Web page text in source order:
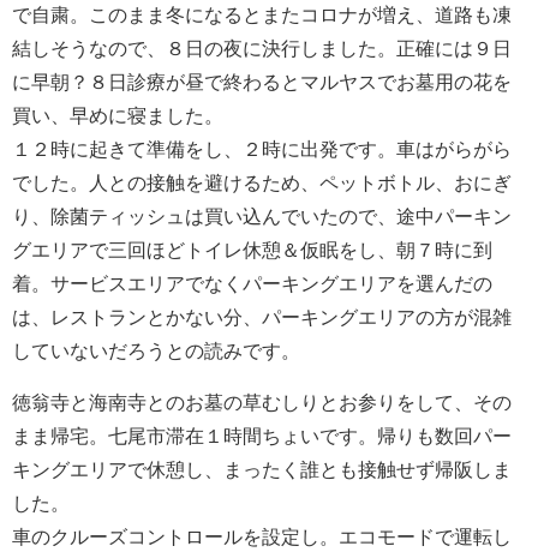
で自粛。このまま冬になるとまたコロナが増え、道路も凍
結しそうなので、８日の夜に決行しました。正確には９日
に早朝？８日診療が昼で終わるとマルヤスでお墓用の花を
買い、早めに寝ました。
１２時に起きて準備をし、２時に出発です。車はがらがら
でした。人との接触を避けるため、ペットボトル、おにぎ
り、除菌ティッシュは買い込んでいたので、途中パーキン
グエリアで三回ほどトイレ休憩＆仮眠をし、朝７時に到
着。サービスエリアでなくパーキングエリアを選んだの
は、レストランとかない分、パーキングエリアの方が混雑
していないだろうとの読みです。
徳翁寺と海南寺とのお墓の草むしりとお参りをして、その
まま帰宅。七尾市滞在１時間ちょいです。帰りも数回パー
キングエリアで休憩し、まったく誰とも接触せず帰阪しま
した。
車のクルーズコントロールを設定し。エコモードで運転し